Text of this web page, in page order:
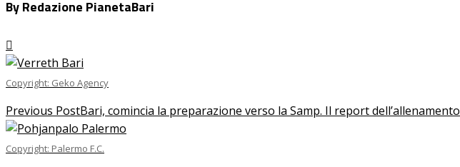
By Redazione PianetaBari
Copyright: Geko Agency
Previous PostBari, comincia la preparazione verso la Samp. Il report dell’allenamento
Copyright: Palermo F.C.